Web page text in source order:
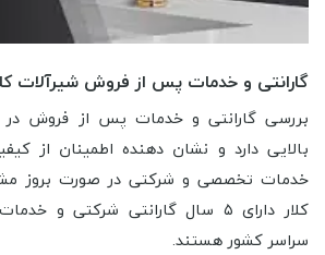
گارانتی و خدمات پس از فروش شیرآلات
بررسی گارانتی و خدمات پس از فروش
بالایی دارد و نشان دهنده اطمینان از
خدمات تخصصی و شرکتی در صورت بروز
کلار دارای ۵ سال گارانتی شرکتی
سراسر کشور هستند.